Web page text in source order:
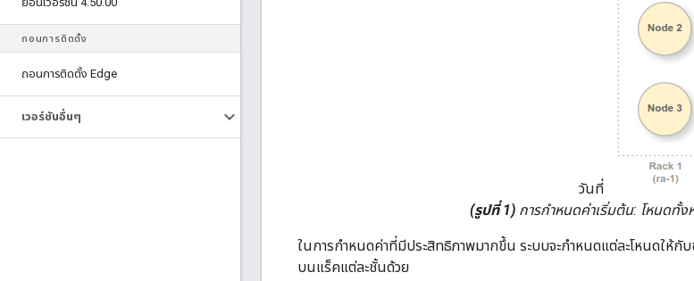
ถอนการติดตั้ง
ถอนการติดตั้ง Edge
เวอร์ชันอื่นๆ
วันที่
(รูปที่ 1) การกำหนดค่าเริ่มต้น: โหนดทั้ง
ในการกำหนดค่าที่มีประสิทธิภาพมากขึ้น ระบบจะกำหนดแต่ละโหนดให้กั
บนแร็คแต่ละชั้นด้วย